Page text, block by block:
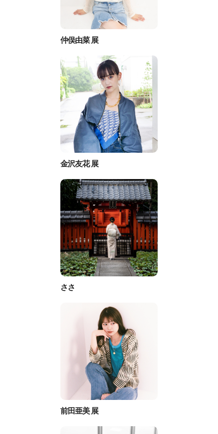
仲俣由菜 展
金沢友花 展
ささ
前田亜美 展